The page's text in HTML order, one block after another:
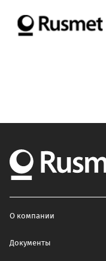
О компании
Документы